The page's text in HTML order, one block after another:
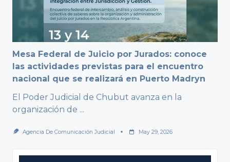
Mesa Federal de Juicio por Jurados: conoce
las actividades previstas para el encuentro
nacional que se realizará en Puerto Madryn
El Poder Judicial de Chubut avanza en la
organización de ...
Agencia De Comunicación Judicial May 29, 2026